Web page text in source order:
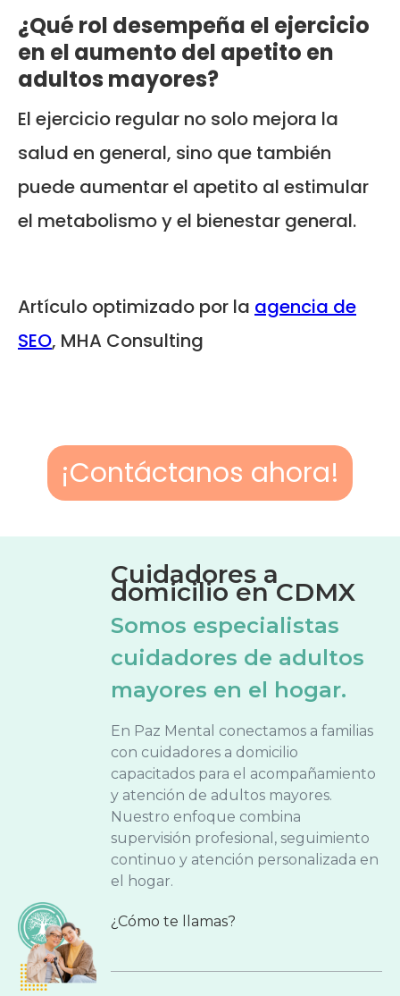
¿Qué rol desempeña el ejercicio
en el aumento del apetito en
adultos mayores?
El ejercicio regular no solo mejora la
salud en general, sino que también
puede aumentar el apetito al estimular
el metabolismo y el bienestar general.
Artículo optimizado por la agencia de
SEO, MHA Consulting
¡Contáctanos ahora!
Cuidadores a
domicilio en CDMX
Somos especialistas
cuidadores de adultos
mayores en el hogar.
En Paz Mental conectamos a familias
con cuidadores a domicilio
capacitados para el acompañamiento
y atención de adultos mayores.
Nuestro enfoque combina
supervisión profesional, seguimiento
continuo y atención personalizada en
el hogar.
¿Cómo te llamas?